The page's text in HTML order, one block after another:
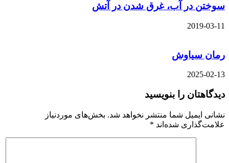
سوختن در آب، غرق شدن در آتش
2019-03-11
رمان سیاوش
2025-02-13
دیدگاهتان را بنویسید
نشانی ایمیل شما منتشر نخواهد شد. بخش‌های موردنیاز
علامت‌گذاری شده‌اند *